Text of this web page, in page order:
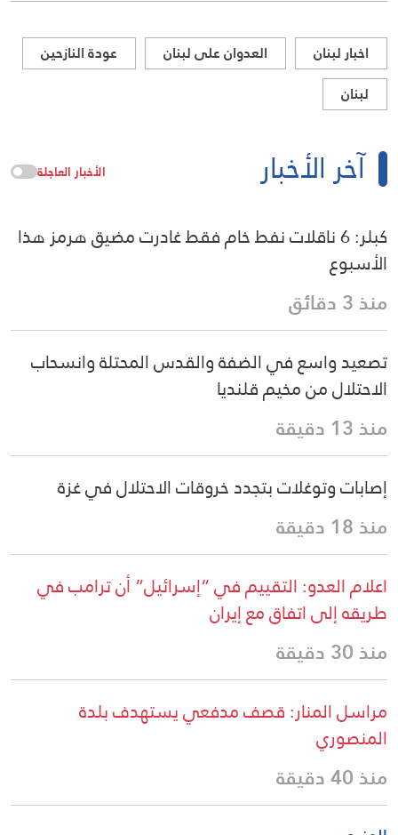
اخبار لبنان العدوان على لبنان
عودة النازحين
لبنان
آخر الأخبار الأخبار العاجلة
كبلر: 6 ناقلات نفط خام فقط غادرت مضيق هرمز هذا
الأسبوع
منذ 3 دقائق
تصعيد واسع في الضفة والقدس المحتلة وانسحاب
الاحتلال من مخيم قلنديا
منذ 13 دقيقة
إصابات وتوغلات بتجدد خروقات الاحتلال في غزة
منذ 18 دقيقة
اعلام العدو: التقييم في “إسرائيل” أن ترامب في
طريقه إلى اتفاق مع إيران
منذ 30 دقيقة
مراسل المنار: قصف مدفعي يستهدف بلدة
المنصوري
منذ 40 دقيقة